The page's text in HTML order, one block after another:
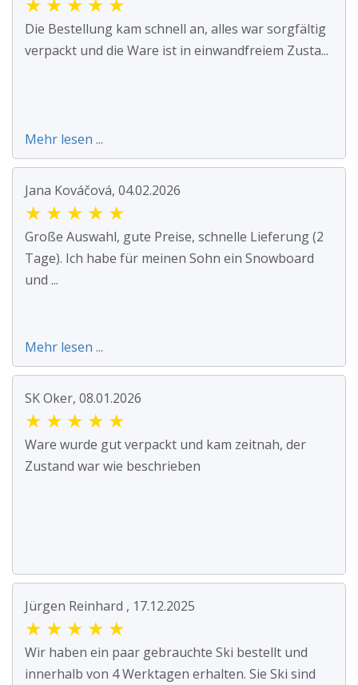
Die Bestellung kam schnell an, alles war sorgfältig
verpackt und die Ware ist in einwandfreiem Zusta...
Mehr lesen ...
Jana Kováčová, 04.02.2026
★ ★ ★ ★ ★
Große Auswahl, gute Preise, schnelle Lieferung (2
Tage). Ich habe für meinen Sohn ein Snowboard
und ...
Mehr lesen ...
SK Oker, 08.01.2026
★ ★ ★ ★ ★
Ware wurde gut verpackt und kam zeitnah, der
Zustand war wie beschrieben
Jürgen Reinhard , 17.12.2025
★ ★ ★ ★ ★
Wir haben ein paar gebrauchte Ski bestellt und
innerhalb von 4 Werktagen erhalten. Sie Ski sind